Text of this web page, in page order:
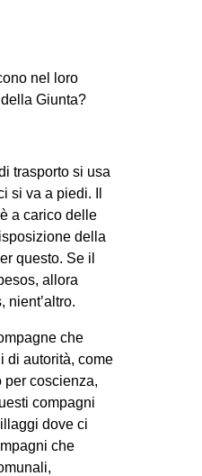
nel loro
Giunta?
trasporto si usa
si va a piedi. Il
a carico delle
della
questo. Se il
allora
nient’altro.
che
di autorità, come
per coscienza,
compagni
dove ci
che